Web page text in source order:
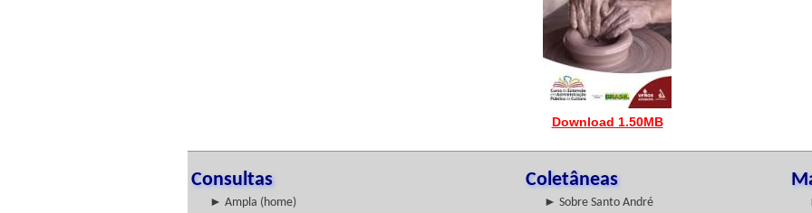
Download 1.50MB
Consultas Coletâneas
► Ampla (home) ► Sobre Santo André